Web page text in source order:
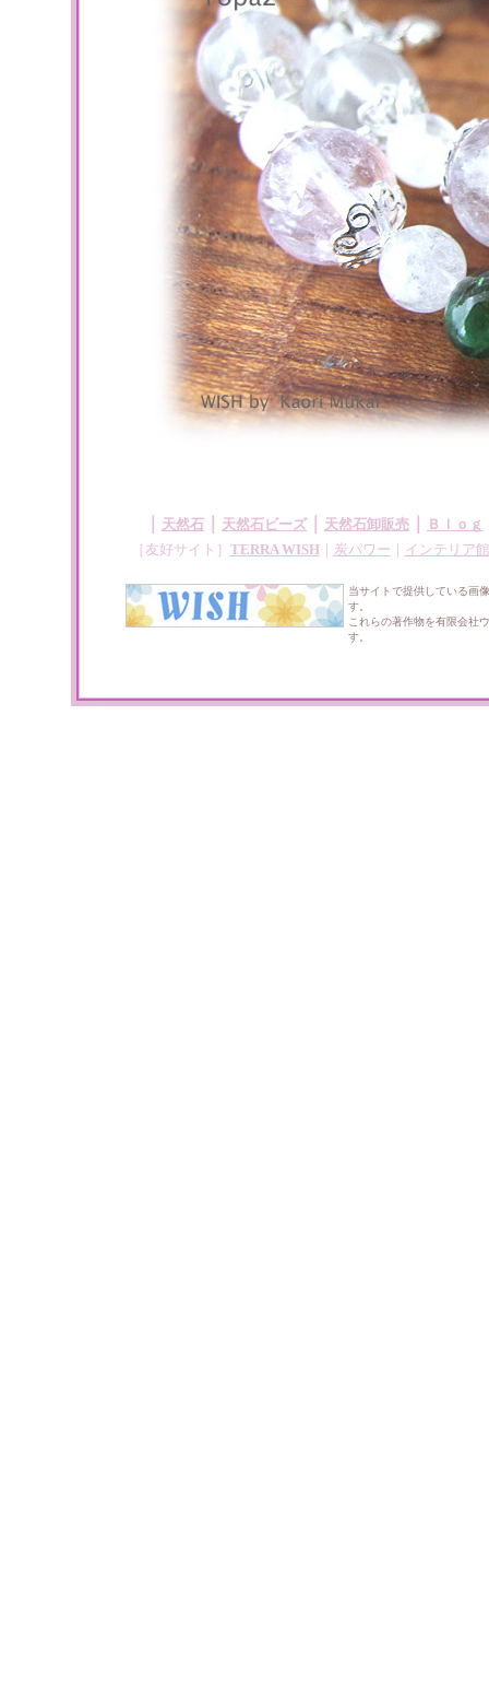
天然石 天然石ビーズ｜ 天然石卸販売 Ｂｌｏｇ
［友好サイト］ TERRA WISH｜ 炭パワー インテリア館
当サイトで提供している画
す。
これらの著作物を有限会社
す。